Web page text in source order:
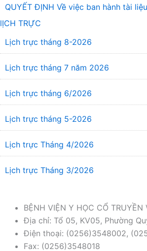
QUYẾT ĐỊNH Về việc ban hành tài
lỊCH TRỰC
Lịch trực tháng 8-2026
Lịch trực tháng 7 năm 2026
Lịch trực tháng 6/2026
Lịch trực tháng 5-2026
Lịch trực Tháng 4/2026
Lịch trực Tháng 3/2026
BỆNH VIỆN Y HỌC CỔ
Địa chỉ: Tổ 05, KV05, Phường
Điện thoại: (0256)3548002,
Fax: (0256)3548018